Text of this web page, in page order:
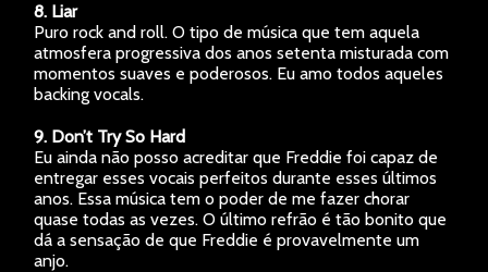
8. Liar
Puro rock and roll. O tipo de música que tem aquela
atmosfera progressiva dos anos setenta misturada com
momentos suaves e poderosos. Eu amo todos aqueles
backing vocals.
9. Don’t Try So Hard
Eu ainda não posso acreditar que Freddie foi capaz de
entregar esses vocais perfeitos durante esses últimos
anos. Essa música tem o poder de me fazer chorar
quase todas as vezes. O último refrão é tão bonito que
dá a sensação de que Freddie é provavelmente um
anjo.